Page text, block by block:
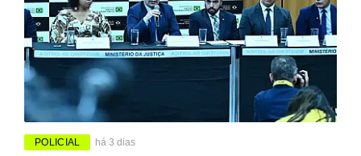
POLICIAL há 3 dias